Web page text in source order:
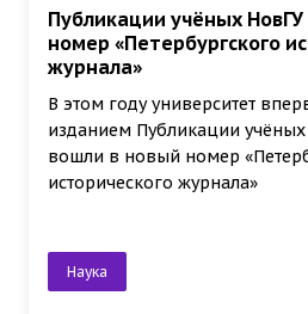
Публикации учёных
номер «Петербургского
журнала»
В этом году университет
изданием Публикации
вошли в новый номер
исторического журнала»
Наука